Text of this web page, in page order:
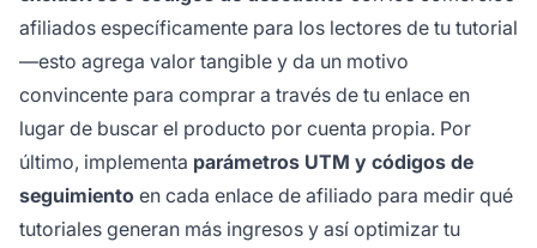
afiliados específicamente para los lectores de tu tutorial
—esto agrega valor tangible y da un motivo
convincente para comprar a través de tu enlace en
lugar de buscar el producto por cuenta propia. Por
último, implementa parámetros UTM y códigos de
seguimiento en cada enlace de afiliado para medir qué
tutoriales generan más ingresos y así optimizar tu